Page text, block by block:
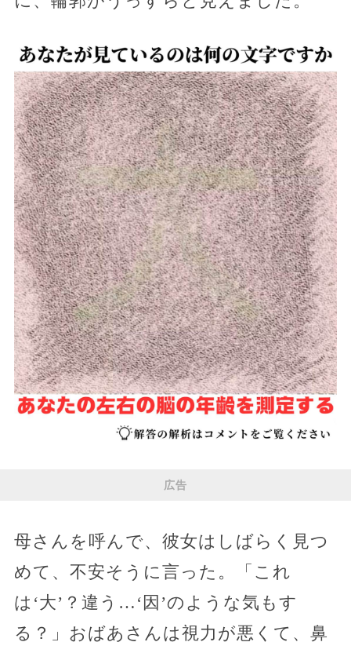
広告
母さんを呼んで、彼女はしばらく見つ
めて、不安そうに言った。「これ
は‘大’？違う…‘因’のような気もす
る？」おばあさんは視力が悪くて、鼻